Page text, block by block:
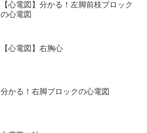
【心電図】分かる！左脚前枝ブロック
の心電図
【心電図】右胸心
分かる！右脚ブロックの心電図